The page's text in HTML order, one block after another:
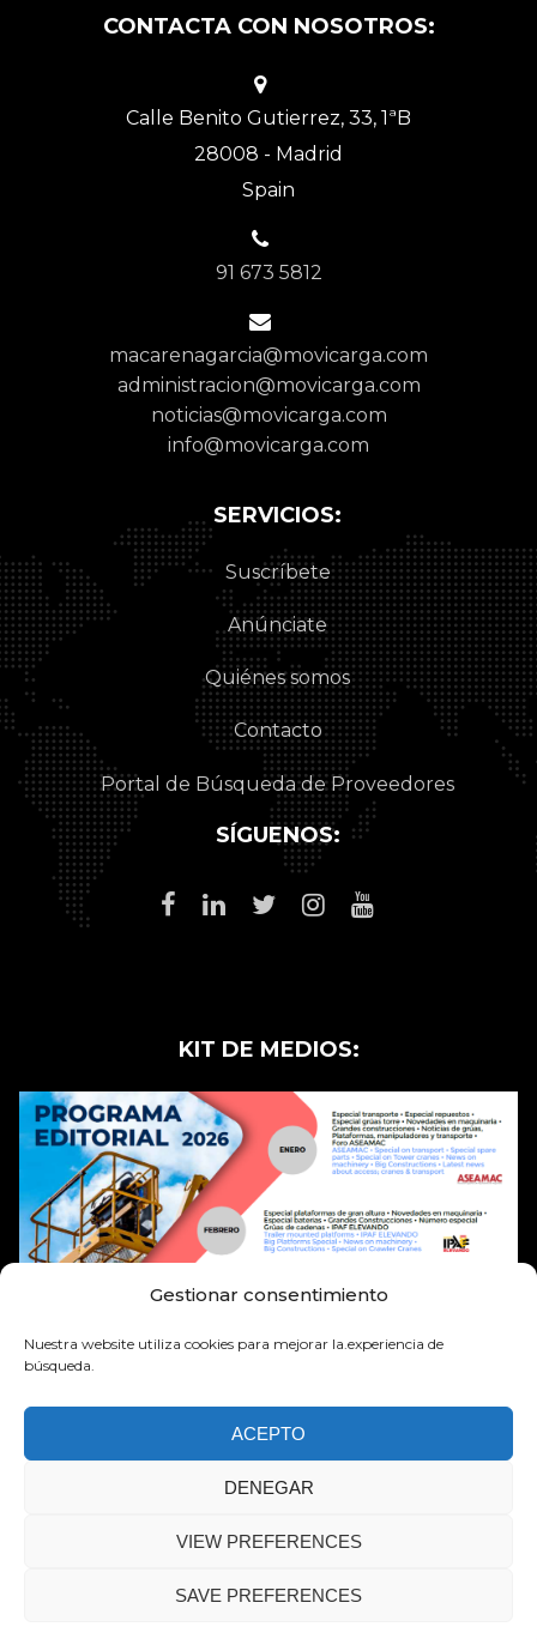
Gestionar consentimiento
Nuestra website utiliza cookies para mejorar la.experiencia de
búsqueda.
ACEPTO
DENEGAR
VIEW PREFERENCES
SAVE PREFERENCES
CONTACTA CON NOSOTROS:
Calle Benito Gutierrez, 33, 1ªB
28008 - Madrid
Spain
91 673 5812
macarenagarcia@movicarga.com
administracion@movicarga.com
noticias@movicarga.com
info@movicarga.com
SERVICIOS:
Suscríbete
Anúnciate
Quiénes somos
Contacto
Portal de Búsqueda de Proveedores
SÍGUENOS:
KIT DE MEDIOS:
Política de Cookies
Política de Privacidad
Creado por WSI Digital